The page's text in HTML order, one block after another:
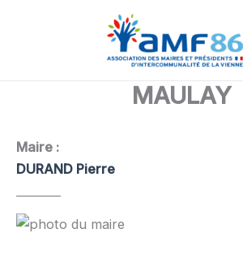
MAULAY
Maire :
DURAND Pierre